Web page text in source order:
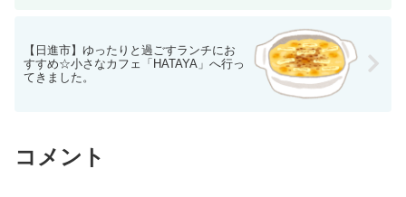
【日進市】ゆったりと過ごすランチにお
すすめ☆小さなカフェ「HATAYA」へ行っ
てきました。
コメント